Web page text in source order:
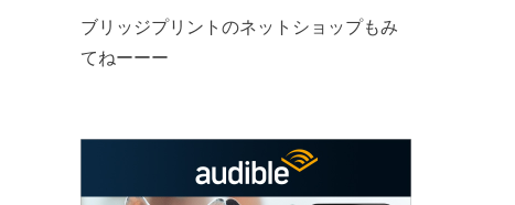
ブリッジプリントのネットショップもみ
てねーーー